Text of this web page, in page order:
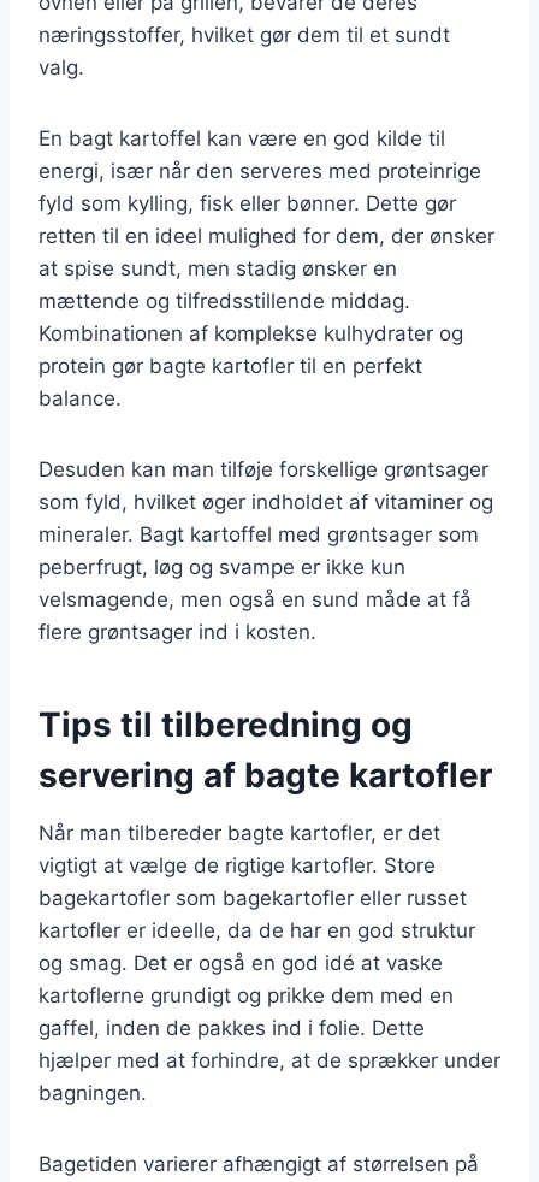
næringsstoffer, hvilket gør dem til et sundt
valg.
En bagt kartoffel kan være en god kilde til
energi, især når den serveres med proteinrige
fyld som kylling, fisk eller bønner. Dette gør
retten til en ideel mulighed for dem, der ønsker
at spise sundt, men stadig ønsker en
mættende og tilfredsstillende middag.
Kombinationen af komplekse kulhydrater og
protein gør bagte kartofler til en perfekt
balance.
Desuden kan man tilføje forskellige grøntsager
som fyld, hvilket øger indholdet af vitaminer og
mineraler. Bagt kartoffel med grøntsager som
peberfrugt, løg og svampe er ikke kun
velsmagende, men også en sund måde at få
flere grøntsager ind i kosten.
Tips til tilberedning og
servering af bagte kartofler
Når man tilbereder bagte kartofler, er det
vigtigt at vælge de rigtige kartofler. Store
bagekartofler som bagekartofler eller russet
kartofler er ideelle, da de har en god struktur
og smag. Det er også en god idé at vaske
kartoflerne grundigt og prikke dem med en
gaffel, inden de pakkes ind i folie. Dette
hjælper med at forhindre, at de sprækker under
bagningen.
Bagetiden varierer afhængigt af størrelsen på